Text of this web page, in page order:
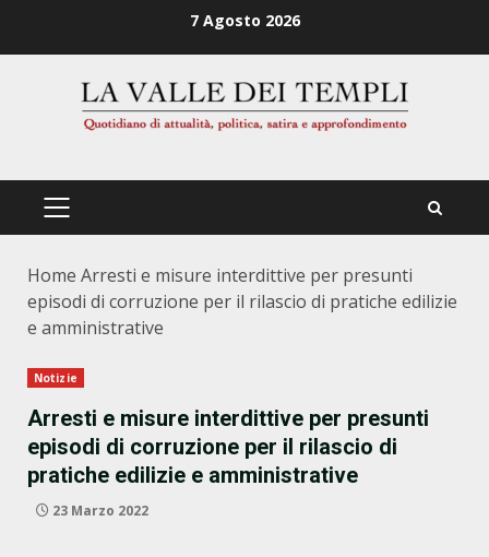
7 Agosto 2026
PRIMÄRES
Home Arresti e misure interdittive per presunti
episodi di corruzione per il rilascio di pratiche edilizie
e amministrative
Notizie
Arresti e misure interdittive per presunti
episodi di corruzione per il rilascio di
pratiche edilizie e amministrative
23 Marzo 2022